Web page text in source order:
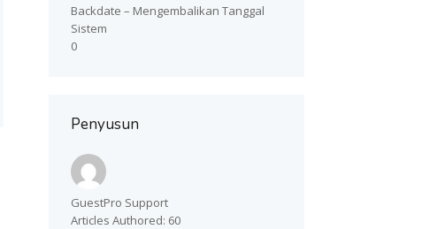
Backdate – Mengembalikan Tanggal
Sistem
0
Penyusun
GuestPro Support
Articles Authored: 60